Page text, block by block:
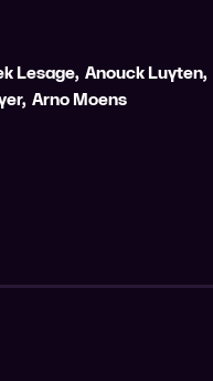
Lesage, Anouck Luyten,
, Arno Moens